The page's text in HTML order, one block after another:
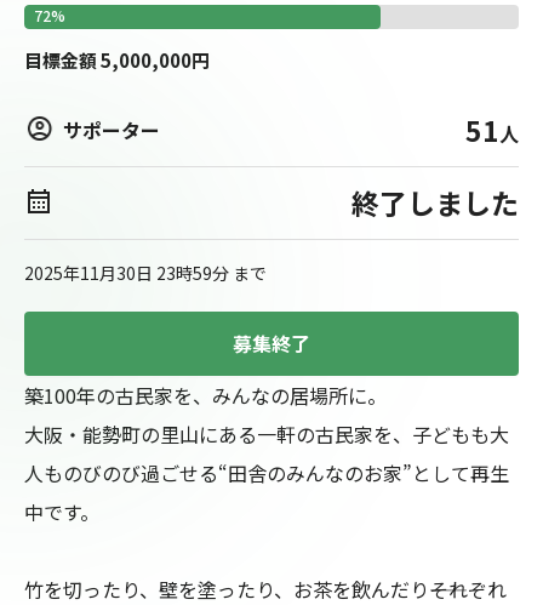
72%
目標金額5,000,000円
サポーター 51人
終了しました
2025年11月30日 23時59分 まで
募集終了
築100年の古民家を、みんなの居場所に。
大阪・能勢町の里山にある一軒の古民家を、子どもも大
人ものびのび過ごせる“田舎のみんなのお家”として再生
中です。
竹を切ったり、壁を塗ったり、お茶を飲んだり――それぞれ